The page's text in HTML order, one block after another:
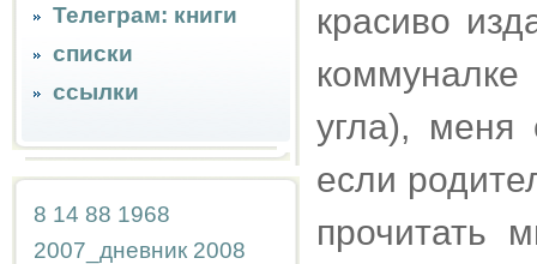
Телеграм: книги
списки
ссылки
8 14 88 1968
2007_дневник 2008
красиво
угла), меня
если
прочитать